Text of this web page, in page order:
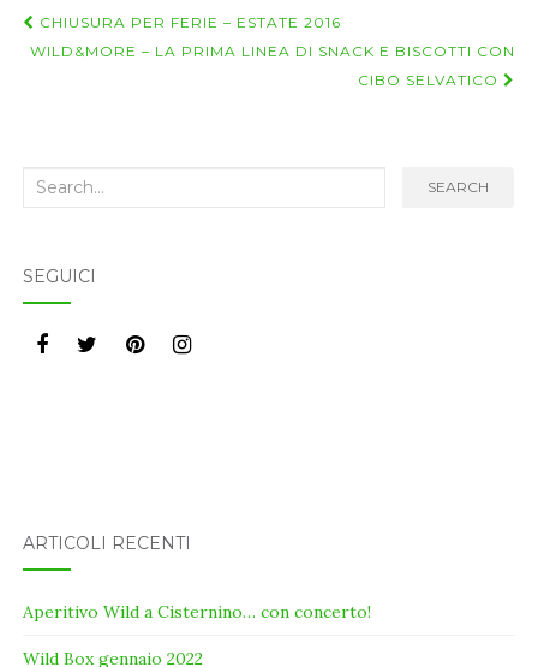
Navigazione
post
CHIUSURA PER FERIE – ESTATE 2016
WILD&MORE – LA PRIMA LINEA DI SNACK E BISCOTTI CON
CIBO SELVATICO
Search
SEARCH
SEGUICI
ARTICOLI RECENTI
Aperitivo Wild a Cisternino… con concerto!
Wild Box gennaio 2022